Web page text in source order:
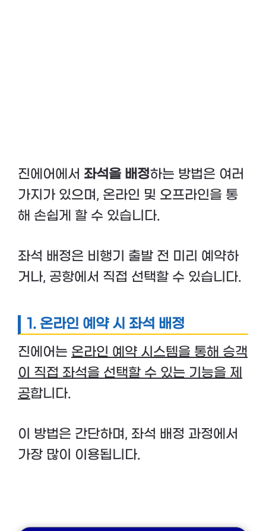
진에어에서 좌석을 배정하는 방법은 여러
가지가 있으며, 온라인 및 오프라인을 통
해 손쉽게 할 수 있습니다.
좌석 배정은 비행기 출발 전 미리 예약하
거나, 공항에서 직접 선택할 수 있습니다.
1. 온라인 예약 시 좌석 배정
진에어는 온라인 예약 시스템을 통해 승객
이 직접 좌석을 선택할 수 있는 기능을 제
공합니다.
이 방법은 간단하며, 좌석 배정 과정에서
가장 많이 이용됩니다.